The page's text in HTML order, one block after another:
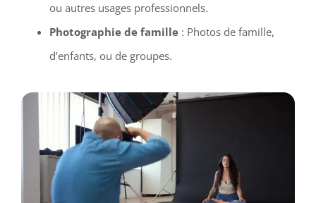
ou autres usages professionnels.
Photographie de famille: Photos de famille,
d’enfants, ou de groupes.